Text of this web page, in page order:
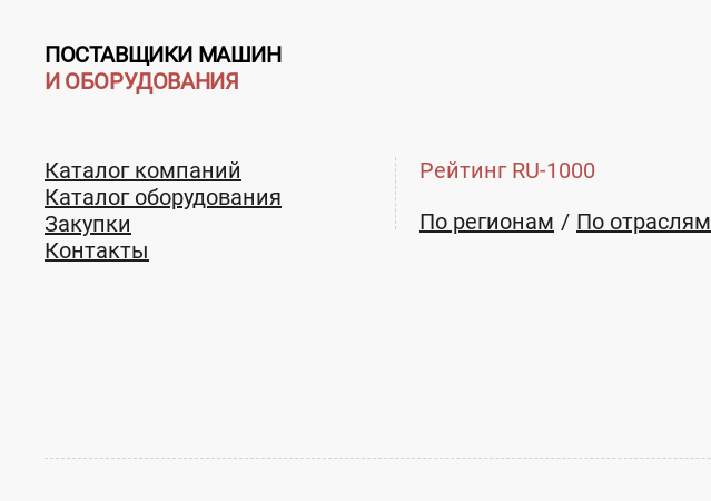
ПОСТАВЩИКИ МАШИН
И ОБОРУДОВАНИЯ
Каталог компаний
Каталог оборудования
Закупки
Контакты
Рейтинг RU-1000
По регионам
По отраслям